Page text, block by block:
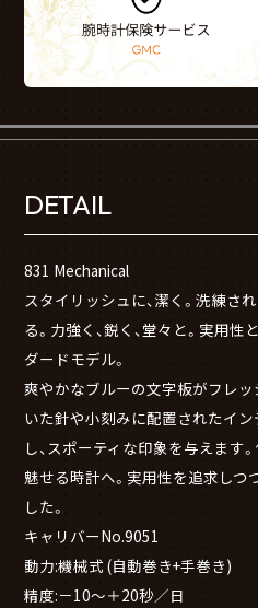
DETAIL
831 Mechanical
スタイリッシュに、潔く。洗練さ
る。力強く、鋭く、堂々と。実用
ダードモデル。
爽やかなブルーの文字板がフレ
いた針や小刻みに配置されたイ
し、スポーティな印象を与えます
魅せる時計へ。実用性を追求しつ
した。
キャリバーNo.9051
動力:機械式 (自動巻き+手巻き)
精度:－10～＋20秒／日